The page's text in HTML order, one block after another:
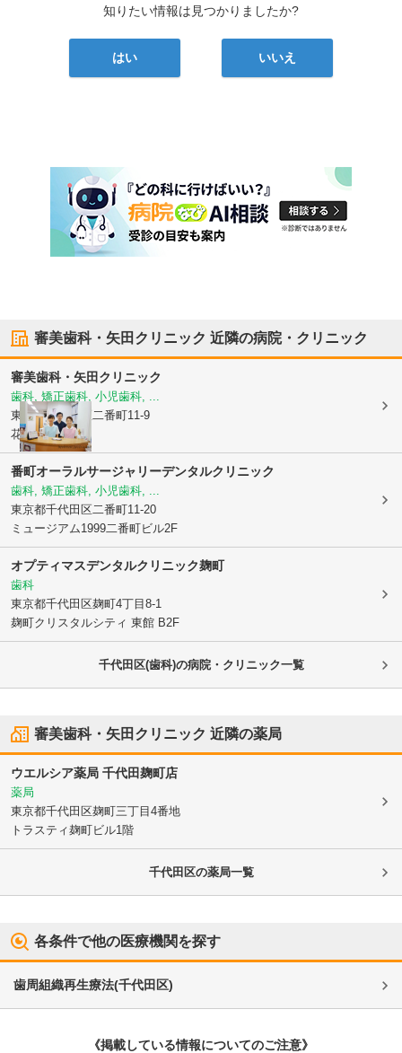
知りたい情報は見つかりましたか?
はい いいえ
審美歯科・矢田クリニック 近隣の病院・クリニック
審美歯科・矢田クリニック
歯科, 矯正歯科, 小児歯科, ...
東京都千代田区
二番町11-9
花ビル1F
番町オーラルサージャリーデンタルクリニック
歯科, 矯正歯科, 小児歯科, ...
東京都千代田区 二番町11-20
ミュージアム1999二番町ビル2F
オプティマスデンタルクリニック麹町
歯科
東京都千代田区麹町4丁目8-1
麹町クリスタルシティ 東館 B2F
千代田区(歯科)の病院・クリニック一覧
審美歯科・矢田クリニック 近隣の薬局
ウエルシア薬局 千代田麹町店
薬局
東京都千代田区麹町三丁目4番地
トラスティ麹町ビル1階
千代田区の薬局一覧
各条件で他の医療機関を探す
歯周組織再生療法(千代田区)
《掲載している情報についてのご注意》